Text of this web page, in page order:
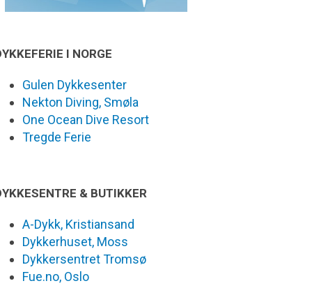
I NORGE
Gulen Dykkesenter
Nekton Diving, Smøla
One Ocean Dive Resort
Tregde Ferie
& BUTIKKER
A-Dykk, Kristiansand
Dykkerhuset, Moss
Dykkersentret Tromsø
Fue.no, Oslo